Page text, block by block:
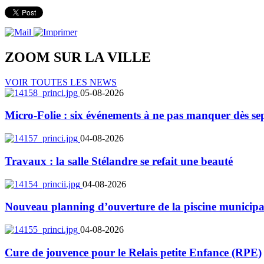
ZOOM SUR LA VILLE
VOIR TOUTES LES NEWS
05-08-2026
Micro-Folie : six événements à ne pas manquer dès
04-08-2026
Travaux : la salle Stélandre se refait une beauté
04-08-2026
Nouveau planning d’ouverture de la piscine
04-08-2026
Cure de jouvence pour le Relais petite Enfance (RPE)